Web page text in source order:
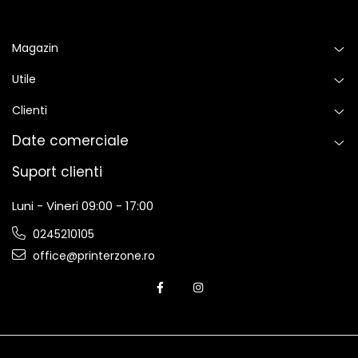
Magazin
Utile
Clienti
Date comerciale
Suport clienti
Luni - Vineri 09:00 - 17:00
0245210105
office@printerzone.ro